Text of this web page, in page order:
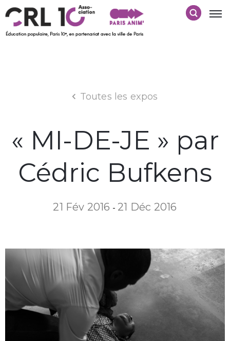
Toutes les expos
« MI-DE-JE » par
Cédric Bufkens
21 Fév 2016 - 21 Déc 2016